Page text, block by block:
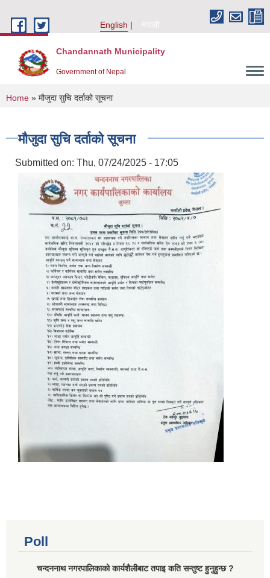
English
नेपाली
Chandannath Municipality
Government of Nepal
You are here
Home » मौजुदा सुचि दर्ताको सूचना
मौजुदा सुचि दर्ताको सूचना
Submitted on: Thu, 07/24/2025 - 17:05
Poll
चन्दननाथ नगरपालिकाको कार्यशैलीबाट तपाइ कति सन्तुष्ट हुनुहुन्छ ?